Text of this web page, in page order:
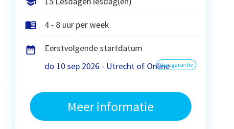
4 - 8 uur per week
Eerstvolgende startdatum
do 10 sep 2026 - Utrecht of Onlinestartgarantie
Meer informatie